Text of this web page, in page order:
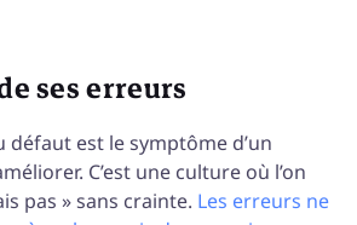
ses erreurs
défaut est le symptôme d’un
C’est une culture où l’on
pas » sans crainte. Les erreurs ne